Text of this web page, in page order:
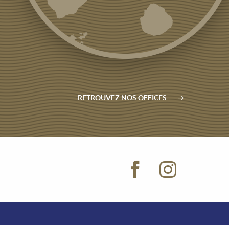
RETROUVEZ NOS OFFICES